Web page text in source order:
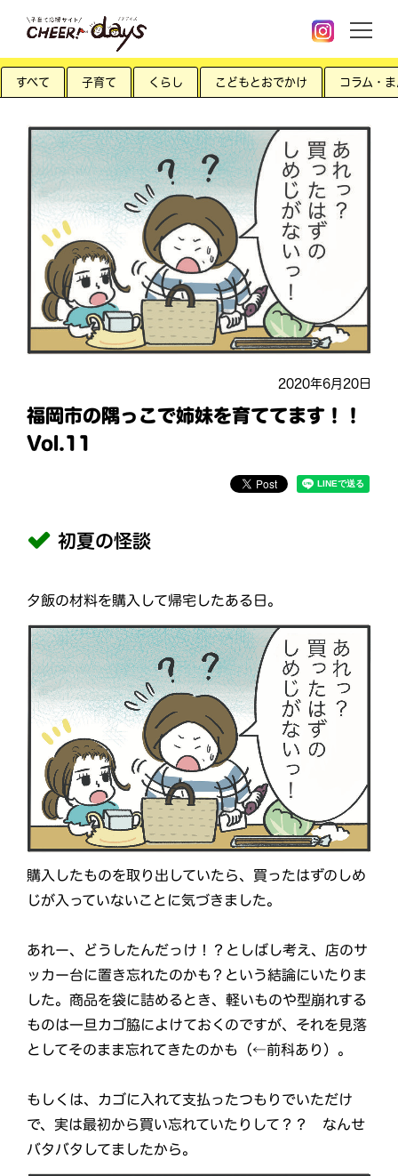
すべて 子育て くらし こどもとおでかけ コラム・
2020年6月20日
福岡市の隅っこで姉妹を育ててます！！
Vol.11
初夏の怪談
夕飯の材料を購入して帰宅したある日。
購入したものを取り出していたら、買ったはずのしめ
じが入っていないことに気づきました。
あれー、どうしたんだっけ！？としばし考え、店のサ
ッカー台に置き忘れたのかも？という結論にいたりま
した。商品を袋に詰めるとき、軽いものや型崩れする
ものは一旦カゴ脇によけておくのですが、それを見落
としてそのまま忘れてきたのかも（←前科あり）。
もしくは、カゴに入れて支払ったつもりでいただけ
で、実は最初から買い忘れていたりして？？ なんせ
バタバタしてましたから。